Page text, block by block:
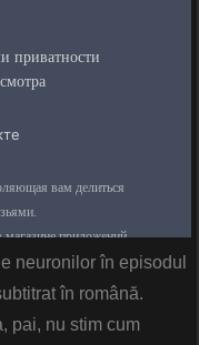
neuronilor în episodul
în română.
pai, nu stim cum